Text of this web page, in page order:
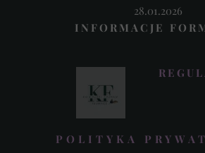
28.01.2026
INFORMACJE
POLITYKA